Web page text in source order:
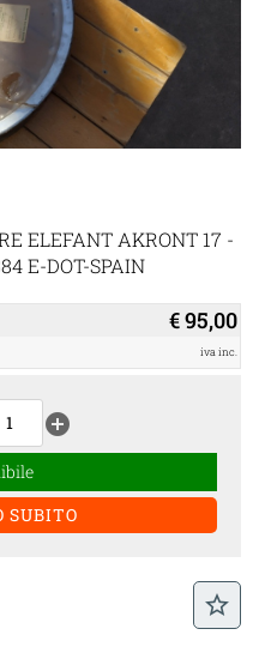
ELEFANT AKRONT 17 -
E-DOT-SPAIN
€ 95,00
iva inc.
add_circle
star_border